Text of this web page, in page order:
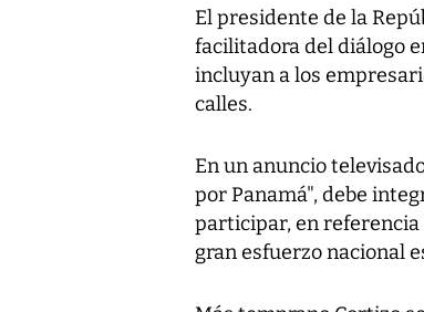
El presidente de la
facilitadora del diálogo
incluyan a los
calles.
En un anuncio
por Panamá", debe
participar, en referencia
gran esfuerzo nacional